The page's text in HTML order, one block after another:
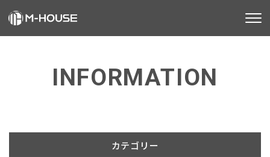
INFORMATION
カテゴリー